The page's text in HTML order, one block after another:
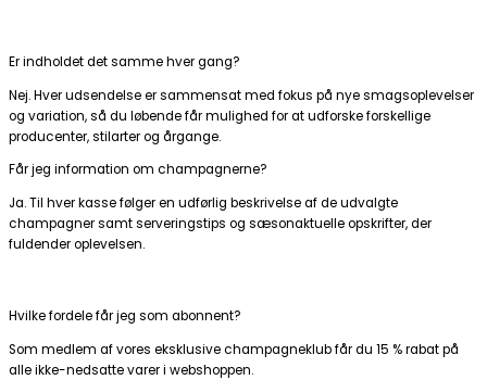
Er indholdet det samme hver gang?
Nej. Hver udsendelse er sammensat med fokus på nye smagsoplevelser
og variation, så du løbende får mulighed for at udforske forskellige
producenter, stilarter og årgange.
Får jeg information om champagnerne?
Ja. Til hver kasse følger en udførlig beskrivelse af de udvalgte
champagner samt serveringstips og sæsonaktuelle opskrifter, der
fuldender oplevelsen.
Hvilke fordele får jeg som abonnent?
Som medlem af vores eksklusive champagneklub får du 15 % rabat på
alle ikke-nedsatte varer i webshoppen.